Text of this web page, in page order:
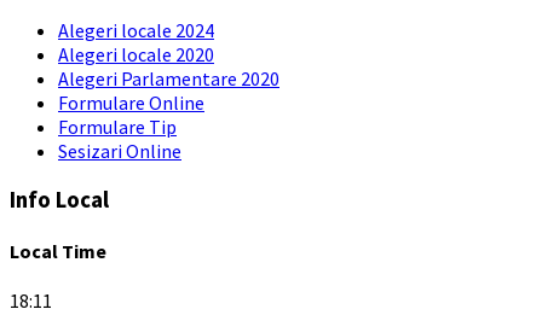
Alegeri locale 2024
Alegeri locale 2020
Alegeri Parlamentare 2020
Formulare Online
Formulare Tip
Sesizari Online
Info Local
Local Time
18:11